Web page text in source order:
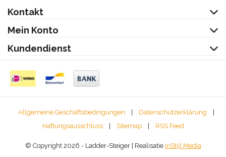
Kontakt
Mein Konto
Kundendienst
Allgemeine Geschäftsbedingungen | Datenschutzerklärung
|
Haftungsausschluss
| Sitemap | RSS Feed
© Copyright 2026 - Ladder-Steiger | Realisatie InStijl Media